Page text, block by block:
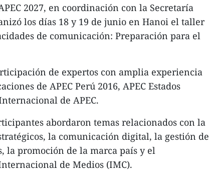
2027, en coordinación con la Secretaría
los días 18 y 19 de junio en Hanoi el taller
de comunicación: Preparación para el
de expertos con amplia experiencia
de APEC Perú 2016, APEC Estados
de APEC.
abordaron temas relacionados con la
la comunicación digital, la gestión de
la promoción de la marca país y el
de Medios (IMC).